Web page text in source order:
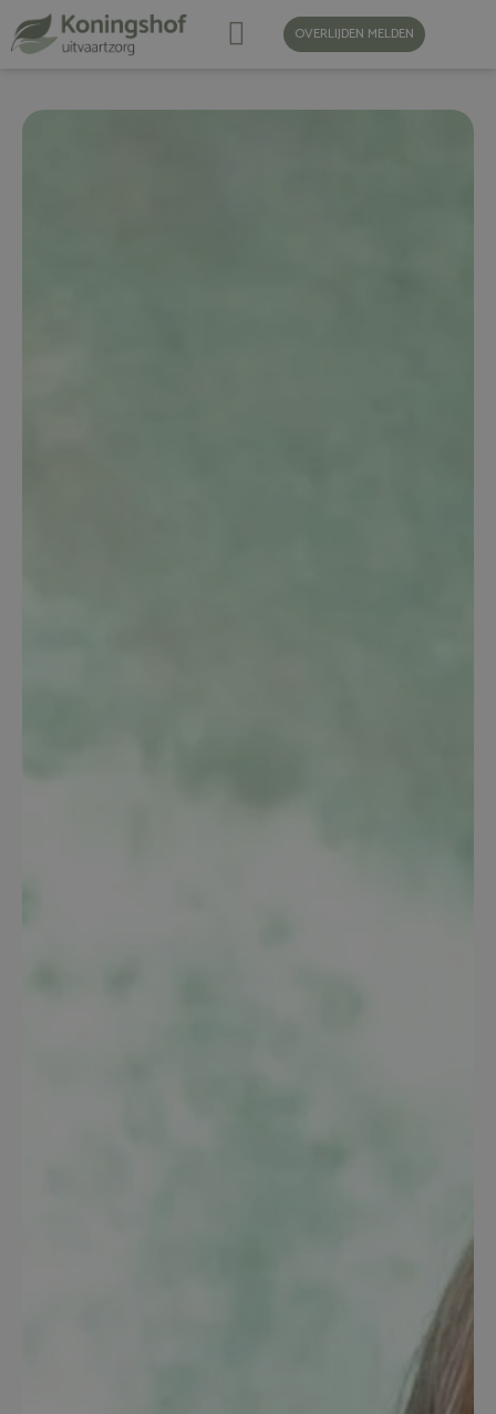
OVERLIJDEN MELDEN